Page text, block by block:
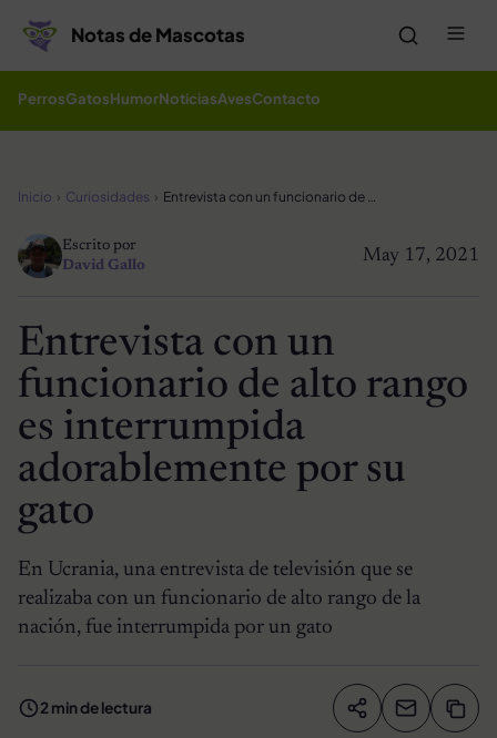
Notas de Mascotas
PerrosGatosHumorNoticiasAvesContacto
Inicio Curiosidades Entrevista con un funcionario de alto rango es interrumpida adorablemente por su gato
May 17, 2021
Escrito por
David Gallo
Entrevista con un
funcionario de alto rango
es interrumpida
adorablemente por su
gato
En Ucrania, una entrevista de televisión que se
realizaba con un funcionario de alto rango de la
nación, fue interrumpida por un gato
2 min de lectura Compartir